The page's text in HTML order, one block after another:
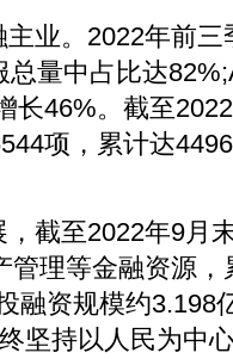
业。2022年前
总量中占比达
长46%。截至
项，累计达
截至2022年9月
管理等金融资源
融资规模约3.198
坚持以人民为中